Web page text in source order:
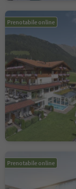
Prenotabile online
Prenotabile online